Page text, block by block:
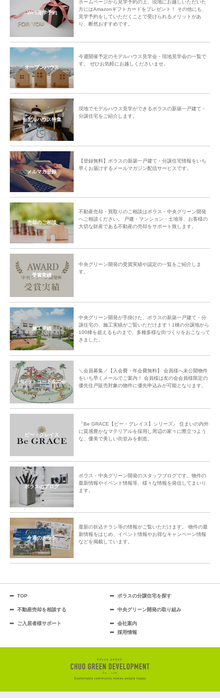
ストライクで盛り上がるみなさん
分譲地での交流イベント紹介タイ
ム。楽しそうにお話くださいまし
た。
優勝は、越谷フィールの皆さん。お
めでとうございました！
Web見学予約
ホームページから見学予約の上、現地にお越しいただいた
方にはAmazonギフトカードをプレゼント！ その他にも、
見学予約をしていただくことで受けられるメリットがあ
り、断然おすすめです。
オープンハウス
今週開催予定のモデルハウス見学会・現地見学会の一覧で
す。 ぜひお気軽にお越しくださいませ。
モデルハウス特集
現地でモデルハウス見学ができるポラスの新築一戸建て・
分譲住宅をご紹介します。
メルマガ登録
【登録無料】ポラスの新築一戸建て・分譲住宅情報をいち
早くお届けするメールマガジン配信サービスです。
売却のご相談
不動産売却・買取りのご相談はポラス・中央グリーン開発
へご相談ください。 戸建・マンション・土地等、お客様の
大切な財産である不動産の売却をサポート致します。
受賞実績
中央グリーン開発の受賞実績や認定の一覧をご紹介しま
す。
施工実績
中央グリーン開発が手掛けた、ポラスの新築一戸建て・分
譲住宅の、施工実績がご覧いただけます！1棟の分譲地から
100棟を超えるものまで、多種多様な街づくりをおこなって
きました。
パレットコート友の会
＼会員募集／【入会費・年会費無料】 会員様へ未公開物件
をいち早くメールでご案内！ 会員様は友の会会員様限定の
優先住戸販売対象の物件に優先申込みが可能となります。
ビー・グレイス
『Be GRACE【ビー・グレイス】シリーズ』 住まいの内外
に質感豊かなマテリアルを採用し周辺の家々に際立つよう
な、優美で美しい街並みを創造。
ポラスのブログ
ポラス・中央グリーン開発のスタッフブログです。物件の
最新情報やイベント情報等、様々な情報を発信してまいり
ます。
今週のチラシ
最新の折込チラシ等の情報がご覧いただけます。 物件の最
新情報をはじめ、イベント情報やお得なキャンペーン情報
などを掲載しています。
TOP ポラスの分譲住宅を探す
不動産売却を相談する 中央グリーン開発の取り組み
ご入居者様サポート
会社案内
採用情報